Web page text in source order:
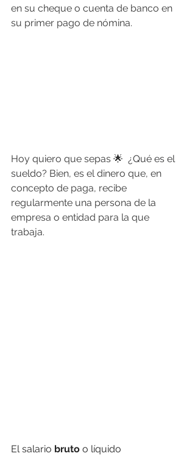
en su cheque o cuenta de banco en
su primer pago de nómina.
Hoy quiero que sepas 🌟 ¿Qué es el
sueldo? Bien, es el dinero que, en
concepto de paga, recibe
regularmente una persona de la
empresa o entidad para la que
trabaja.
El salario bruto o líquido